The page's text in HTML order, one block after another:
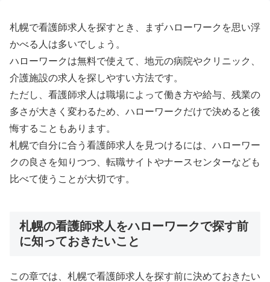
札幌で看護師求人を探すとき、まずハローワークを思い浮
かべる人は多いでしょう。
ハローワークは無料で使えて、地元の病院やクリニック、
介護施設の求人を探しやすい方法です。
ただし、看護師求人は職場によって働き方や給与、残業の
多さが大きく変わるため、ハローワークだけで決めると後
悔することもあります。
札幌で自分に合う看護師求人を見つけるには、ハローワー
クの良さを知りつつ、転職サイトやナースセンターなども
比べて使うことが大切です。
札幌の看護師求人をハローワークで探す前
に知っておきたいこと
この章では、札幌で看護師求人を探す前に決めておきたい